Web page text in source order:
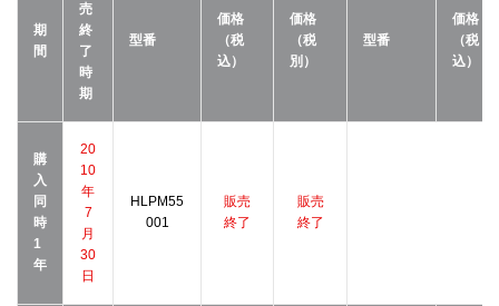
期
間
売
終
了
時
期
型番
価格
（税
込）
価格
（税
別）
型番
価格
（税
込）
購
入
同
時
1
年
20
10
年
7
月
30
日
HLPM55
001
販売
終了
販売
終了